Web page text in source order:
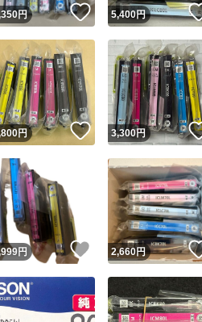
Yahoo!フリマが定め
安心取引出品者
！
円 いいね！
5,400円
ね！
円 いいね！
3,300円
！
円 いいね！
2,660円